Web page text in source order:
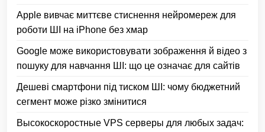
Apple вивчає миттєве стиснення нейромереж для
роботи ШІ на iPhone без хмар
Google може використовувати зображення й відео з
пошуку для навчання ШІ: що це означає для сайтів
Дешеві смартфони під тиском ШІ: чому бюджетний
сегмент може різко змінитися
Высокоскоростные VPS серверы для любых задач: